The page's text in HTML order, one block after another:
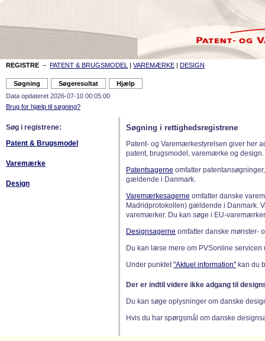
REGISTRE – PATENT & BRUGSMODEL | VAREMÆRKE | DESIGN
Data opdateret 2026-07-10 00:05:00
Brug for hjælp til søgning?
Søg i registrene:
Patent & Brugsmodel
Varemærke
Design
Søgning i rettighedsregistrene
Patent- og Varemærkestyrelsen giver her
patent, brugsmodel, varemærke og design.
Patentsagerne omfatter
gældende i Danmark.
Varemærkesagerne omfatter danske
Madridprotokollen) gældende i Danmark.
varemærker. Du kan søge i EU-
Designsagerne omfatter danske mønster-
Du kan læse mere om PVSonline
Under punktet"Aktuel information" kan du
Der er indtil videre ikke adgang til
Du kan søge oplysninger om danske
Hvis du har spørgsmål om danske